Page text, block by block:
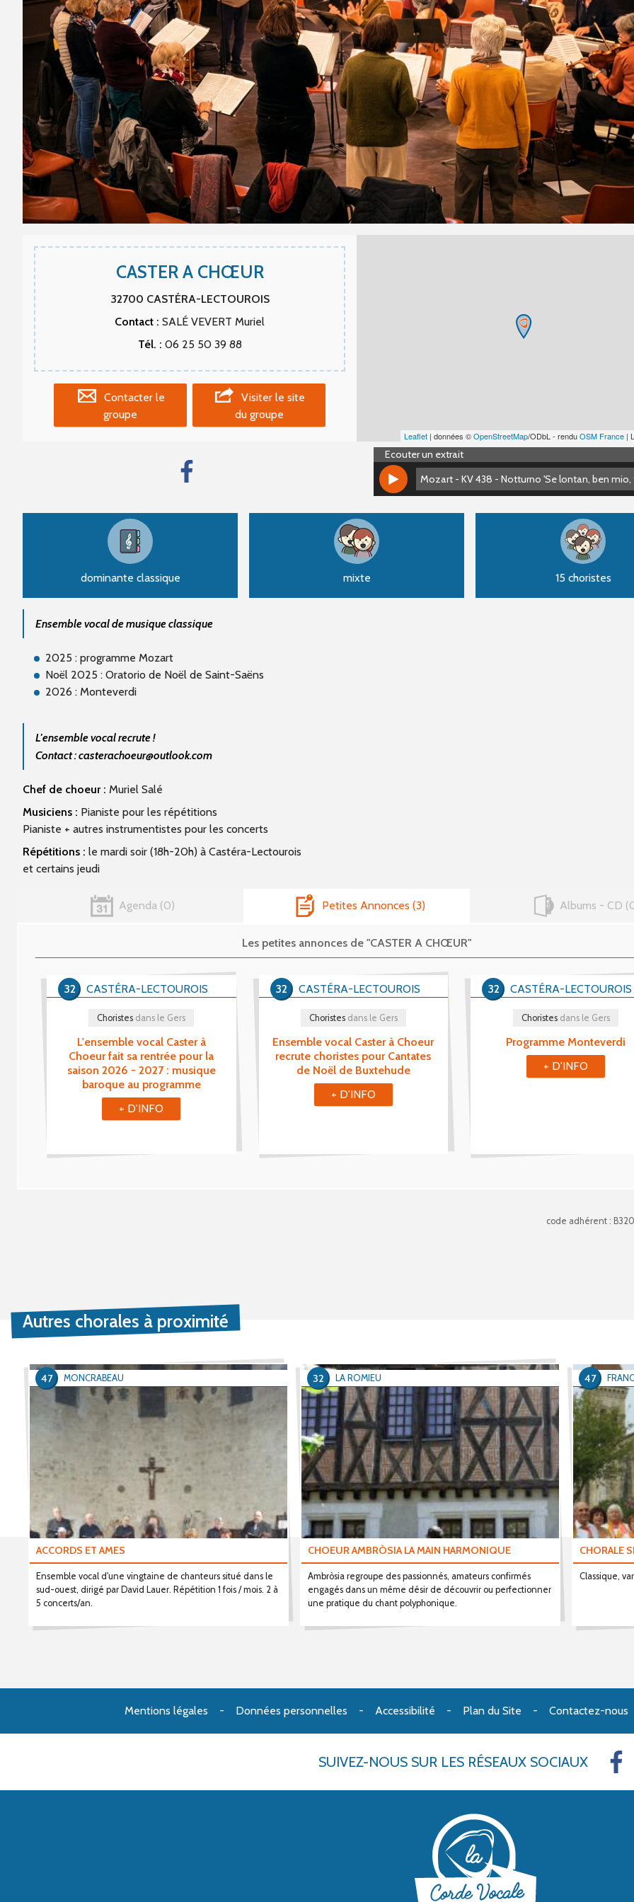
CASTER A CHŒUR
32700 CASTÉRA-LECTOUROIS
Contact : SALÉ VEVERT Muriel
Tél. : 06 25 50 39 88
Contacter le
groupe
Visiter le site
du groupe
Leaflet | données ©OpenStreetMap/ODbL - renduOSM France |
Ecouter un extrait
Mozart - KV 438 - Notturno 'Se lontan, ben mio,
Mozart - KV 438 - Notturno 'Se lontan, ben mio,
dominante classique mixte 15 choristes
Ensemble vocal de musique classique
2025 : programme Mozart
Noël 2025 : Oratorio de Noël de Saint-Saëns
2026 : Monteverdi
L'ensemble vocal recrute !
Contact : casterachoeur@outlook.com
Chef de choeur : Muriel Salé
Musiciens : Pianiste pour les répétitions
Pianiste + autres instrumentistes pour les concerts
Répétitions : le mardi soir (18h-20h) à Castéra-Lectourois
et certains jeudi
Agenda 0 Petites Annonces 3
Les petites annonces de "CASTER A CHŒUR"
L'ensemble vocal Caster à
Choeur fait sa rentrée pour la
saison 2026 - 2027 : musique
baroque au programme
Choristes dans le Gers
CASTÉRA-LECTOUROIS
32
+ D'INFO
Ensemble vocal Caster à Choeur
recrute choristes pour Cantates
de Noël de Buxtehude
Choristesdans le Gers
CASTÉRA-LECTOUROIS
32
+ D'INFO
Programme Monteverdi
Choristesdans le Gers
CASTÉRA-LECTOUROIS
32
+ D'INFO
Albums - CD
code adhérent :
Autres chorales à proximité
ACCORDS ET AMES
Ensemble vocal d'une vingtaine de chanteurs situé dans le
sud-ouest, dirigé par David Lauer. Répétition 1 fois / mois. 2 à
5 concerts/an.
MONCRABEAU
47
CHOEUR AMBRÒSIA LA MAIN HARMONIQUE
Ambròsia regroupe des passionnés, amateurs confirmés
engagés dans un même désir de découvrir ou perfectionner
une pratique du chant polyphonique.
LA ROMIEU
32
CHORALE
Classique,
47
Mentions légales Données personnelles Accessibilité Plan du Site Contactez-nous
SUIVEZ-NOUS SUR LES RÉSEAUX SOCIAUX